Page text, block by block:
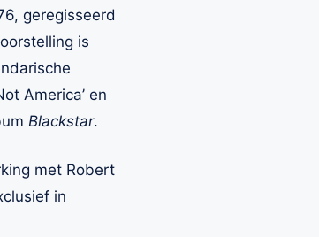
geregisseerd
is
America’ en
Blackstar.
met Robert
in